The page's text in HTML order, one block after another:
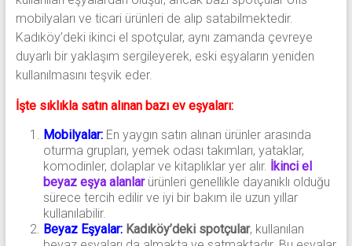
mobilyaları ve ticari ürünleri de alıp satabilmektedir.
Kadıköy’deki ikinci el spotçular, aynı zamanda çevreye
duyarlı bir yaklaşım sergileyerek, eski eşyaların yeniden
kullanılmasını teşvik eder.
İşte sıklıkla satın alınan bazı ev eşyaları:
Mobilyalar:En yaygın satın alınan ürünler arasında
oturma grupları, yemek odası takımları, yataklar,
komodinler, dolaplar ve kitaplıklar yer alır. İkinci el
beyaz eşya alanlarürünleri genellikle dayanıklı olduğu
sürece tercih edilir ve iyi bir bakım ile uzun yıllar
kullanılabilir.
Beyaz Eşyalar: Kadıköy’deki spotçular, kullanılan